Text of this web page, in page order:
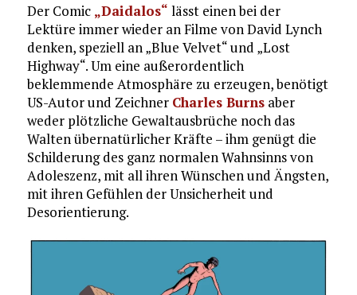
Der Comic „Daidalos“ lässt einen bei der
Lektüre immer wieder an Filme von David Lynch
denken, speziell an „Blue Velvet“ und „Lost
Highway“. Um eine außerordentlich
beklemmende Atmosphäre zu erzeugen, benötigt
US-Autor und Zeichner Charles Burnsaber
weder plötzliche Gewaltausbrüche noch das
Walten übernatürlicher Kräfte – ihm genügt die
Schilderung des ganz normalen Wahnsinns von
Adoleszenz, mit all ihren Wünschen und Ängsten,
mit ihren Gefühlen der Unsicherheit und
Desorientierung.